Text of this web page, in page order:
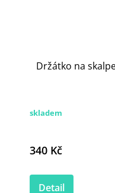
Držátko na
skladem
340 Kč
Detail